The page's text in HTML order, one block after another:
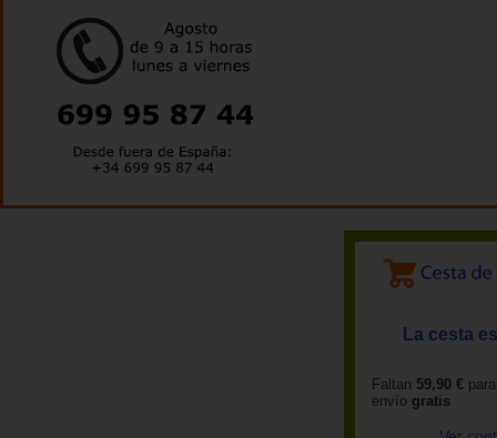
La cesta
Faltan 59,90 €
envío gratis